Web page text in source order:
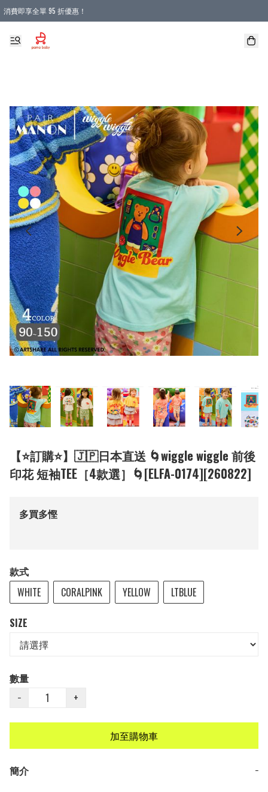
消費即享全單 95 折優惠！
購物滿 HKD 900.00即享免運費優惠！（適用於 本地送貨、本地取貨 )
【⭐訂購⭐】🇯🇵日本直送 🌀wiggle wiggle 前後
印花 短袖TEE［4款選］🌀[ELFA-0174][260822]
多買多慳
款式
WHITE
CORALPINK YELLOW LTBLUE
SIZE
數量
−
+
加至購物車
簡介
−